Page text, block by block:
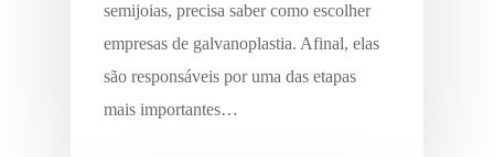
semijoias, precisa saber como escolher
empresas de galvanoplastia. Afinal, elas
são responsáveis por uma das etapas
mais importantes…